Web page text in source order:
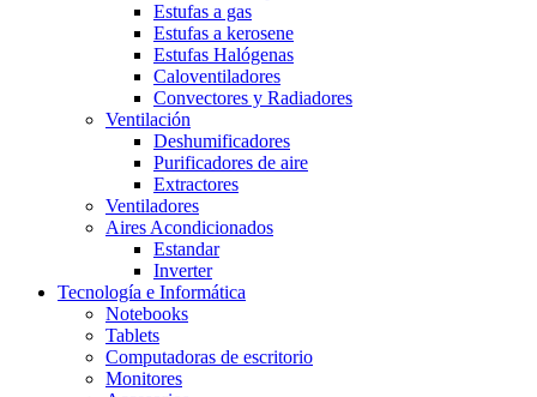
Estufas a gas
Estufas a kerosene
Estufas Halógenas
Caloventiladores
Convectores y Radiadores
Ventilación
Deshumificadores
Purificadores de aire
Extractores
Ventiladores
Aires Acondicionados
Estandar
Inverter
Tecnología e Informática
Notebooks
Tablets
Computadoras de escritorio
Monitores